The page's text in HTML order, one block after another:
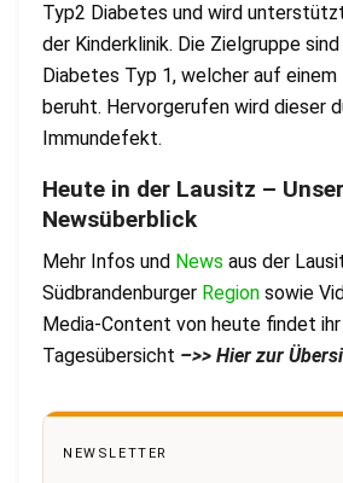
Typ2 Diabetes und wird
der Kinderklinik. Die Zielgruppe
Diabetes Typ 1, welcher auf einem
beruht. Hervorgerufen wird dieser
Immundefekt.
Heute in der Lausitz –
Newsüberblick
Mehr Infos und News aus der
Südbrandenburger Region sowie
Media-Content von heute findet ihr
Tagesübersicht –>> Hier zur
NEWSLETTER